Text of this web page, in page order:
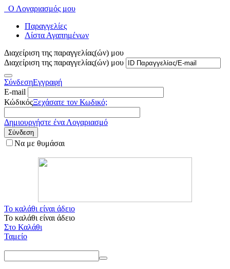
Ο Λογαριασμός μου
Παραγγελίες
Λίστα Αγαπημένων
Διαχείριση της παραγγελίας(ών) μου
Διαχείριση της παραγγελίας(ών) μου
ΣύνδεσηΕγγραφή
E-mail
ΚώδικόςΞεχάσατε τον Κωδικό;
Δημιουργήστε ένα Λογαριασμό
Σύνδεση
Να με θυμάσαι
Το καλάθι είναι άδειο
Το καλάθι είναι άδειο
Στο Καλάθι
Ταμείο